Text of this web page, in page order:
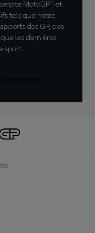
MotoGP™ et
tels que notre
des GP, des
les dernières
sport.